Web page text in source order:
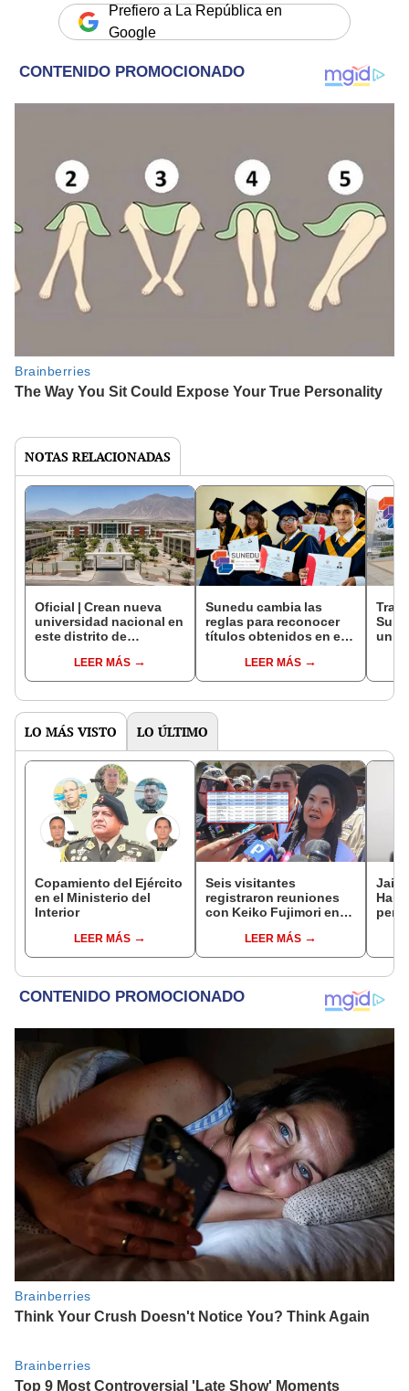
Prefiero a La República en
Google
NOTAS RELACIONADAS
Oficial | Crean nueva
universidad nacional en
este distrito de
carreras profesionales
incluyendo ingeniería
LEER MÁS
Sunedu cambia las
reglas para reconocer
títulos obtenidos en el
LEER MÁS
Tras
seis
LO MÁS VISTO LO ÚLTIMO
Copamiento del Ejército
en el Ministerio del
Interior
LEER MÁS
Seis visitantes
registraron reuniones
con Keiko Fujimori en
presidenta se
encontraba en Junín
LEER MÁS